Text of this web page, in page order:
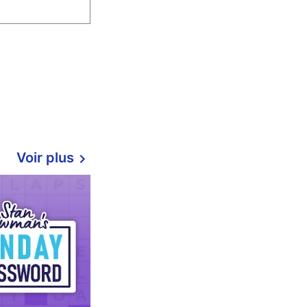
Voir plus